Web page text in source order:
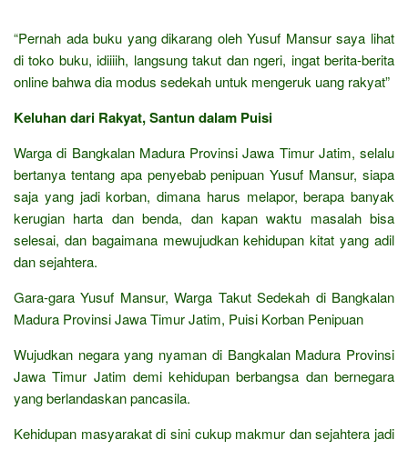
“Pernah ada buku yang dikarang oleh Yusuf Mansur saya lihat
di toko buku, idiiiih, langsung takut dan ngeri, ingat berita-berita
online bahwa dia modus sedekah untuk mengeruk uang rakyat”
Keluhan dari Rakyat, Santun dalam Puisi
Warga di Bangkalan Madura Provinsi Jawa Timur Jatim, selalu
bertanya tentang apa penyebab penipuan Yusuf Mansur, siapa
saja yang jadi korban, dimana harus melapor, berapa banyak
kerugian harta dan benda, dan kapan waktu masalah bisa
selesai, dan bagaimana mewujudkan kehidupan kitat yang adil
dan sejahtera.
Gara-gara Yusuf Mansur, Warga Takut Sedekah di Bangkalan
Madura Provinsi Jawa Timur Jatim, Puisi Korban Penipuan
Wujudkan negara yang nyaman di Bangkalan Madura Provinsi
Jawa Timur Jatim demi kehidupan berbangsa dan bernegara
yang berlandaskan pancasila.
Kehidupan masyarakat di sini cukup makmur dan sejahtera jadi